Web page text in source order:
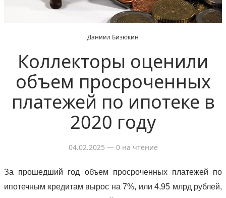
Даниил Бизюкин
Коллекторы оценили
объем просроченных
платежей по ипотеке в
2020 году
04.02.2025 — 0 на чтение
За прошедший год объем просроченных платежей по
ипотечным кредитам вырос на 7%, или 4,95 млрд рублей,